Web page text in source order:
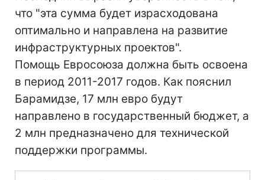
что "эта сумма будет израсходована
оптимально и направлена на развитие
инфраструктурных проектов".
Помощь Евросоюза должна быть освоена
в период 2011-2017 годов. Как пояснил
Барамидзе, 17 млн евро будут
направлено в государственный бюджет, а
2 млн предназначено для технической
поддержки программы.